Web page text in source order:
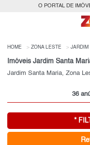
O PORTAL DE
HOME ZONA LESTE JARDIM
Jardim Santa Maria, Zona
36
*